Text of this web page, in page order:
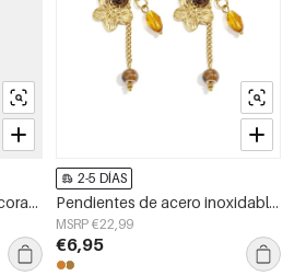
Pendientes colgantes de corazón, serie casual, diario, sencillos, joyería para mujer.
2-5 DÍAS
Pendientes de acero inoxidable con cuentas y diseño floral, estilo casual y romántico para mujer.
MSRP €22,99
€6,95